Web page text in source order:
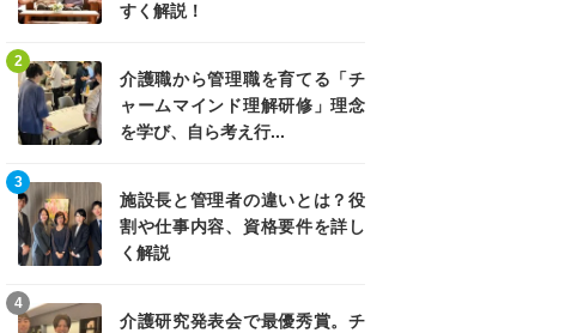
すく解説！
介護職から管理職を育てる「チ
ャームマインド理解研修」理念
を学び、自ら考え行...
2
施設長と管理者の違いとは？役
割や仕事内容、資格要件を詳し
く解説
3
介護研究発表会で最優秀賞。チ
4